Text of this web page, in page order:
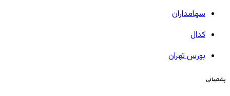
سهامداران
کدال
بورس تهران
پشتیبانی